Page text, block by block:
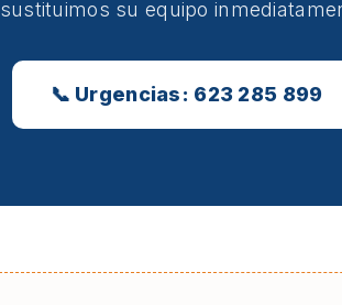
sustituimos su equipo
📞 Urgencias: 623 285 899